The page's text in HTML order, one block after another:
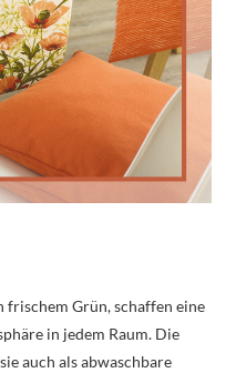
Grün, schaffen eine
in jedem Raum. Die
auch als abwaschbare